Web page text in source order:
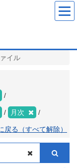
イル
月次
戻る（すべて解除）